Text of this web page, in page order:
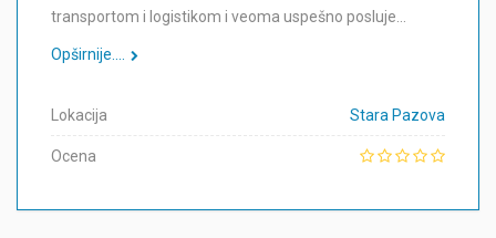
transportom i logistikom i veoma uspešno posluje…
Opširnije....
Lokacija Stara Pazova
Ocena